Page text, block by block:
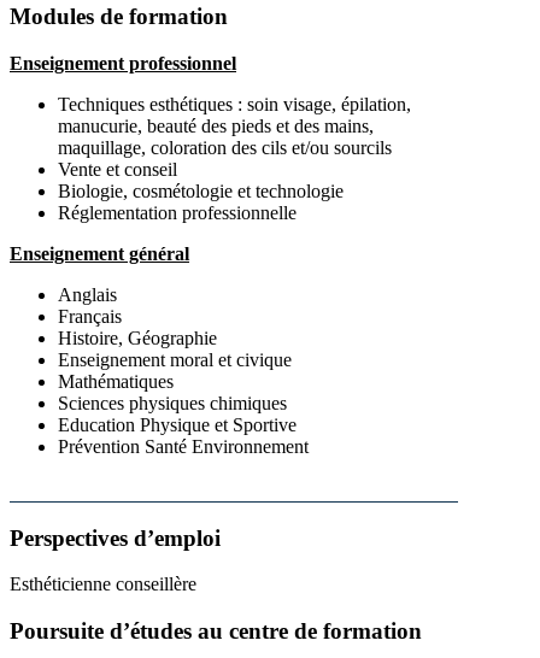
Modules de formation
Enseignement professionnel
Techniques esthétiques : soin visage, épilation,
manucurie, beauté des pieds et des mains,
maquillage, coloration des cils et/ou sourcils
Vente et conseil
Biologie, cosmétologie et technologie
Réglementation professionnelle
Enseignement général
Anglais
Français
Histoire, Géographie
Enseignement moral et civique
Mathématiques
Sciences physiques chimiques
Education Physique et Sportive
Prévention Santé Environnement
Perspectives d’emploi
Esthéticienne conseillère
Poursuite d’études au centre de formation